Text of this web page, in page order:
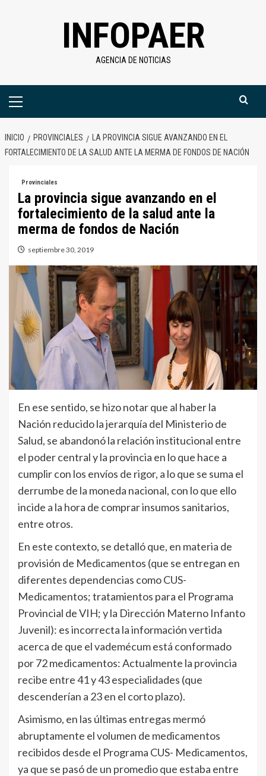
INFOPAER
AGENCIA DE NOTICIAS
Menú
INICIO PROVINCIALES
LA PROVINCIA SIGUE AVANZANDO EN EL
FORTALECIMIENTO DE LA SALUD ANTE LA MERMA DE FONDOS DE NACIÓN
Provinciales
La provincia sigue avanzando en el
fortalecimiento de la salud ante la
merma de fondos de Nación
septiembre 30, 2019
En ese sentido, se hizo notar que al haber la
Nación reducido la jerarquía del Ministerio de
Salud, se abandonó la relación institucional entre
el poder central y la provincia en lo que hace a
cumplir con los envíos de rigor, a lo que se suma el
derrumbe de la moneda nacional, con lo que ello
incide a la hora de comprar insumos sanitarios,
entre otros.
En este contexto, se detalló que, en materia de
provisión de Medicamentos (que se entregan en
diferentes dependencias como CUS-
Medicamentos; tratamientos para el Programa
Provincial de VIH; y la Dirección Materno Infanto
Juvenil): es incorrecta la información vertida
acerca de que el vademécum está conformado
por 72 medicamentos: Actualmente la provincia
recibe entre 41 y 43 especialidades (que
descenderían a 23 en el corto plazo).
Asimismo, en las últimas entregas mermó
abruptamente el volumen de medicamentos
recibidos desde el Programa CUS- Medicamentos,
ya que se pasó de un promedio que estaba entre